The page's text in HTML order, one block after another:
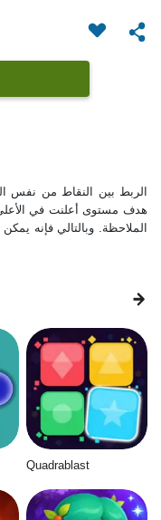
الربط بين النقاط من نفس
هدف مستوى أعلنت في
الملاحظة. وبالتالي فإنه
Quadrablast